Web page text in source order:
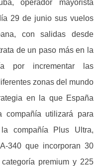
operador mayorista
29 de junio sus vuelos
con salidas desde
de un paso más en la
por incrementar las
zonas del mundo
en la que España
compañía utilizará para
compañía Plus Ultra,
340 que incorporan 30
premium y 225